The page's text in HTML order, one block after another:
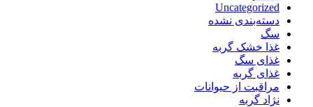
Uncategorized
دسته‌بندی نشده
سگ
غذا خشک گربه
غذای سگ
غذای گربه
مراقبت از حیوانات
نژاد گربه